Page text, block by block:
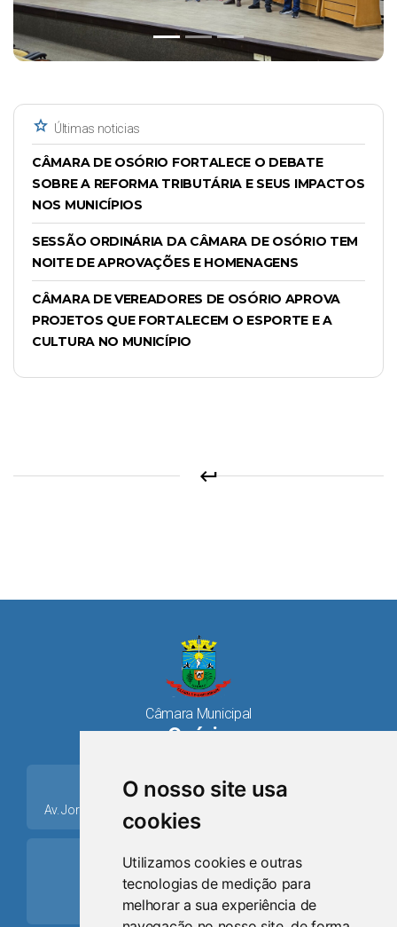
O nosso site usa
cookies
Utilizamos cookies e outras
tecnologias de medição para
melhorar a sua experiência de
star Últimas noticias
CÂMARA DE OSÓRIO FORTALECE O DEBATE
SOBRE A REFORMA TRIBUTÁRIA E SEUS IMPACTOS
NOS MUNICÍPIOS
SESSÃO ORDINÁRIA DA CÂMARA DE OSÓRIO TEM
NOITE DE APROVAÇÕES E HOMENAGENS
CÂMARA DE VEREADORES DE OSÓRIO APROVA
PROJETOS QUE FORTALECEM O ESPORTE E A
CULTURA NO MUNICÍPIO
keyboard_return
Câmara Municipal
Osório
place
Av. Jorge Dariva, 1211, Centro CEP: 95520.000 - Osório/RS
ring_volume
Telefone
(51) 9 8024-0884